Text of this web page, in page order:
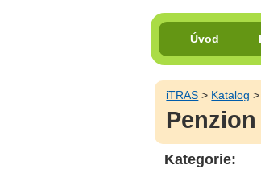
Úvod
iTRAS > Katalog >
Kategorie: